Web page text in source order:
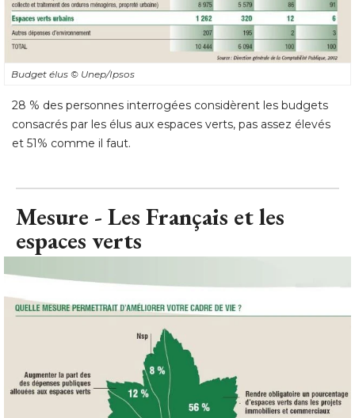
Budget élus © Unep/Ipsos
28 % des personnes interrogées considèrent les budgets
consacrés par les élus aux espaces verts, pas assez élevés
et 51% comme il faut.
Mesure - Les Français et les
espaces verts